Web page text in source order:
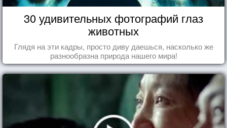
30 удивительных фотографий глаз
животных
Глядя на эти кадры, просто диву даешься, насколько же
разнообразна природа нашего мира!